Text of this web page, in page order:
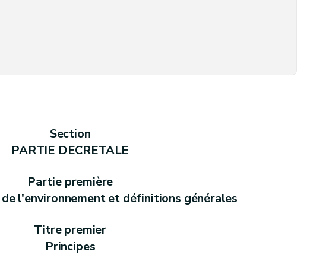
ou sur demande
Section
PARTIE DECRETALE
Partie première
l'environnement et définitions générales
Titre premier
Principes